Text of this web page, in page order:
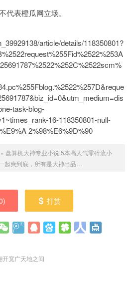
代表橙瓜网立场。
article/details/118350801?
task-blog-
16-118350801-null-
2%98%E6%9D%90
» 盘算机大神专业小说,5本高人气零碎流小
起爽到底，所有是大神出品…
) 打赏
宽广天地之间